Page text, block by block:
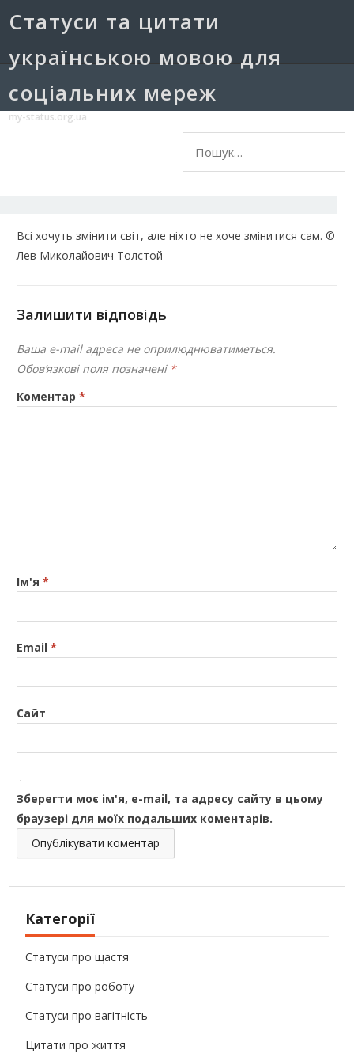
Cтатуси та цитати
українською мовою для
соціальних мереж
my-status.org.ua
Всі хочуть змінити світ, але ніхто не хоче змінитися сам. ©
Лев Миколайович Толстой
Залишити відповідь
Ваша e-mail адреса не оприлюднюватиметься.
Обов’язкові поля позначені *
Коментар*
Ім'я*
Email*
Сайт
Зберегти моє ім'я, e-mail, та адресу сайту в цьому
браузері для моїх подальших коментарів.
Категорії
Статуси про щастя
Статуси про роботу
Статуси про вагітність
Цитати про життя